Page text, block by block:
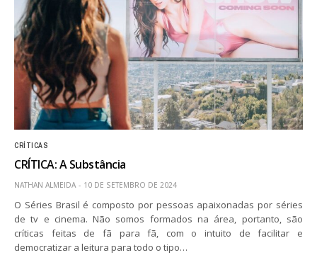
CRÍTICAS
CRÍTICA: A Substância
NATHAN ALMEIDA 10 DE SETEMBRO DE 2024
O Séries Brasil é composto por pessoas apaixonadas por séries
de tv e cinema. Não somos formados na área, portanto, são
críticas feitas de fã para fã, com o intuito de facilitar e
democratizar a leitura para todo o tipo…